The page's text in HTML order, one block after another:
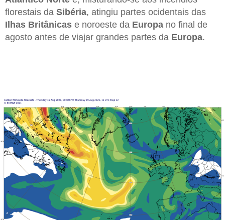
florestais da Sibéria, atingiu partes ocidentais das
Ilhas Britânicas e noroeste da Europa no final de
agosto antes de viajar grandes partes da Europa.